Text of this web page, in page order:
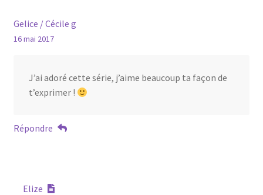
Gelice / Cécile g
16 mai 2017
J’ai adoré cette série, j’aime beaucoup ta façon de
t’exprimer !
Répondre
Elize